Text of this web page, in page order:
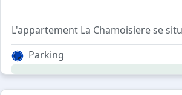
L'appartement La Chamoisiere se
Studio d'environ 28m² au 2ème
La résidence la chamoisière
Le logement est composé d'un coin
Draps et serviettes non fournis.
Parking